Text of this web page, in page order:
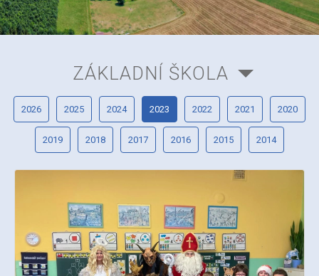
ZÁKLADNÍ ŠKOLA
2026 2025 2024 2023 2022 2021 2020
2019 2018 2017 2016 2015 2014